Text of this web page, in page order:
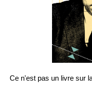
Ce n'est pas un livre sur